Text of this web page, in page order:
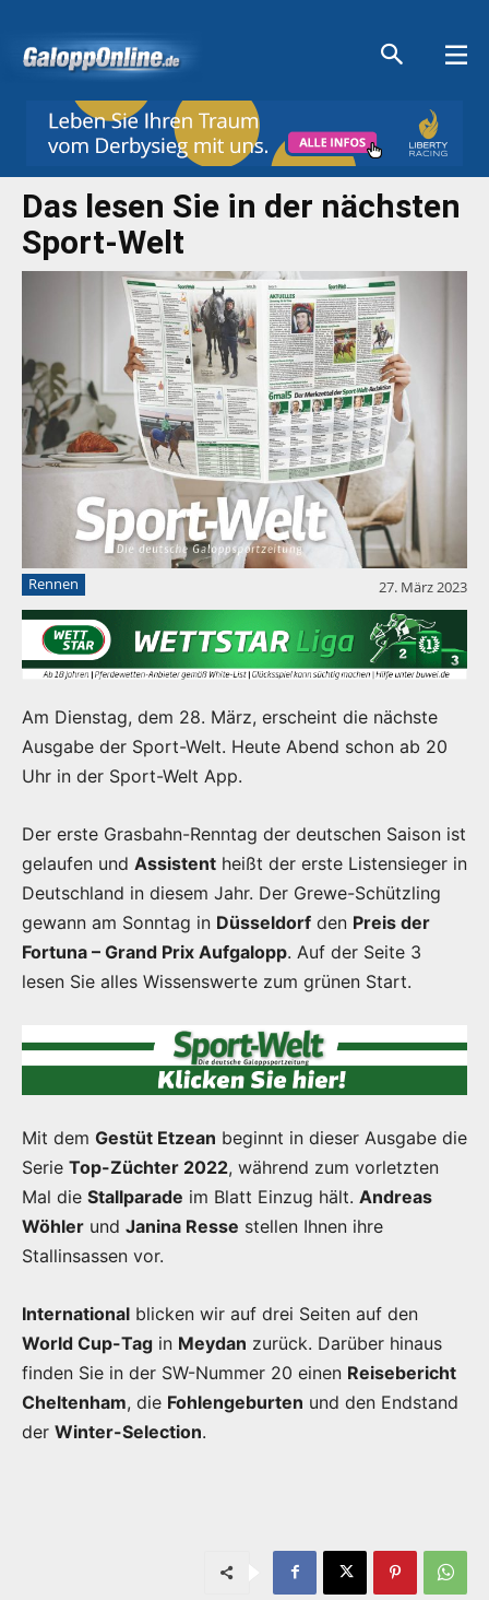
Das lesen Sie in der nächsten
Sport-Welt
Rennen 27. März 2023
Am Dienstag, dem 28. März, erscheint die nächste
Ausgabe der Sport-Welt. Heute Abend schon ab 20
Uhr in der Sport-Welt App.
Der erste Grasbahn-Renntag der deutschen Saison ist
gelaufen und Assistent heißt der erste Listensieger in
Deutschland in diesem Jahr. Der Grewe-Schützling
gewann am Sonntag in Düsseldorf den Preis der
Fortuna – Grand Prix Aufgalopp. Auf der Seite 3
lesen Sie alles Wissenswerte zum grünen Start.
Mit dem Gestüt Etzean beginnt in dieser Ausgabe die
Serie Top-Züchter 2022, während zum vorletzten
Mal die Stallparade im Blatt Einzug hält. Andreas
Wöhler und Janina Resse stellen Ihnen ihre
Stallinsassen vor.
International blicken wir auf drei Seiten auf den
World Cup-Tag in Meydan zurück. Darüber hinaus
finden Sie in der SW-Nummer 20 einen Reisebericht
Cheltenham, die Fohlengeburten und den Endstand
der Winter-Selection.